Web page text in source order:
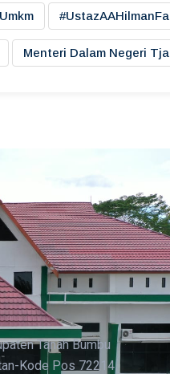
Menteri Dalam Negeri
Tanah Bumbu
Kode Pos 72214